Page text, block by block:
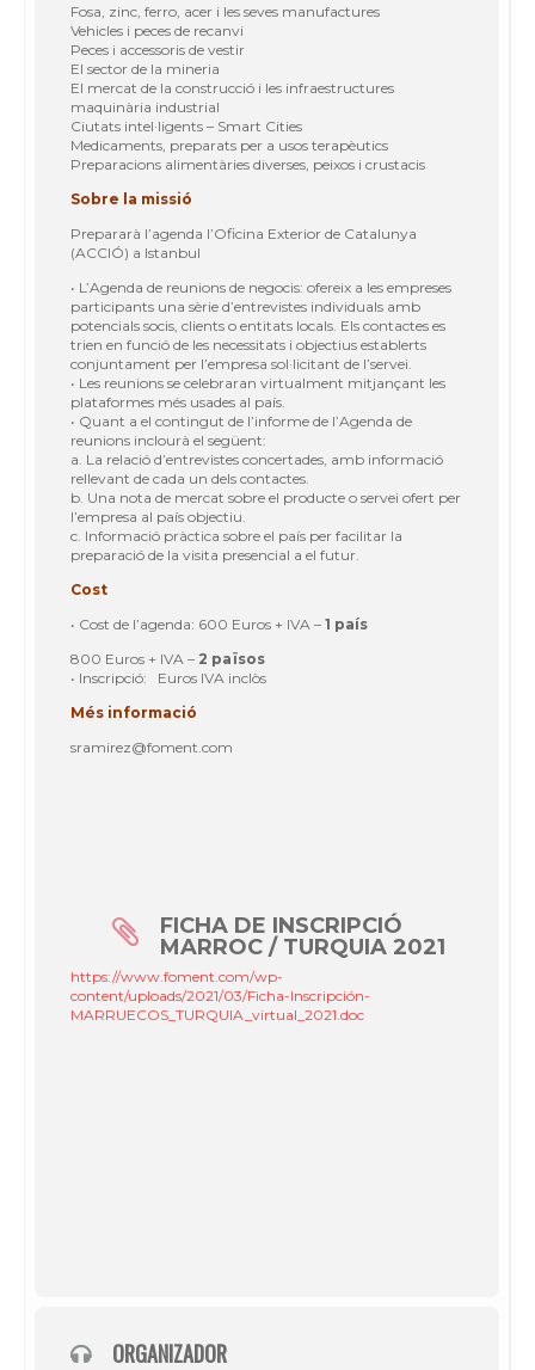
Fosa, zinc, ferro, acer i les seves manufactures
Vehicles i peces de recanvi
Peces i accessoris de vestir
El sector de la mineria
El mercat de la construcció i les infraestructures
maquinària industrial
Ciutats intel·ligents – Smart Cities
Medicaments, preparats per a usos terapèutics
Preparacions alimentàries diverses, peixos i crustacis
Sobre la missió
Prepararà l’agenda l’Oficina Exterior de Catalunya
(ACCIÓ) a Istanbul
• L’Agenda de reunions de negocis: ofereix a les empreses
participants una sèrie d’entrevistes individuals amb
potencials socis, clients o entitats locals. Els contactes es
trien en funció de les necessitats i objectius establerts
conjuntament per l’empresa sol·licitant de l’servei.
• Les reunions se celebraran virtualment mitjançant les
plataformes més usades al país.
• Quant a el contingut de l’informe de l’Agenda de
reunions inclourà el següent:
a. La relació d’entrevistes concertades, amb informació
rellevant de cada un dels contactes.
b. Una nota de mercat sobre el producte o servei ofert per
l’empresa al país objectiu.
c. Informació pràctica sobre el país per facilitar la
preparació de la visita presencial a el futur.
Cost
• Cost de l’agenda: 600 Euros + IVA – 1 país
800 Euros + IVA – 2 països
• Inscripció: Euros IVA inclòs
Més informació
sramirez@foment.com
FICHA DE INSCRIPCIÓ
MARROC / TURQUIA 2021
https://www.foment.com/wp-
content/uploads/2021/03/Ficha-Inscripción-
MARRUECOS_TURQUIA_virtual_2021.doc
ORGANIZADOR